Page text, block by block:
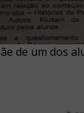
de um dos